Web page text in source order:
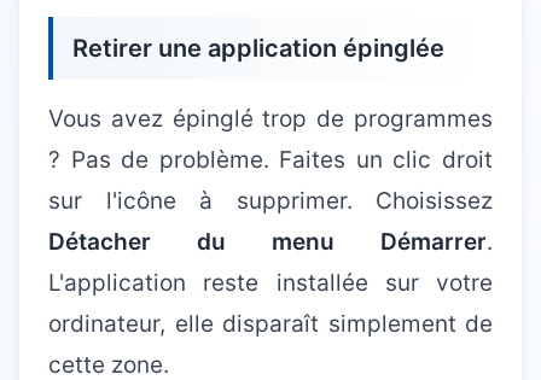
Retirer une application épinglée
Vous avez épinglé trop de programmes
? Pas de problème. Faites un clic droit
sur l'icône à supprimer. Choisissez
Détacher du menu Démarrer.
L'application reste installée sur votre
ordinateur, elle disparaît simplement de
cette zone.